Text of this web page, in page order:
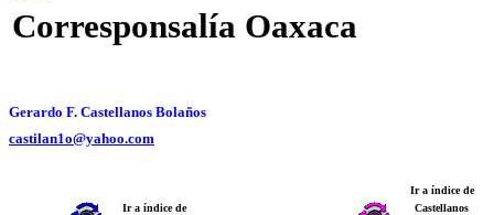
Corresponsalía Oaxaca
Gerardo F. Castellanos Bolaños
castilan1o@yahoo.com
Ir a índice de
Ir a índice de
Castellanos